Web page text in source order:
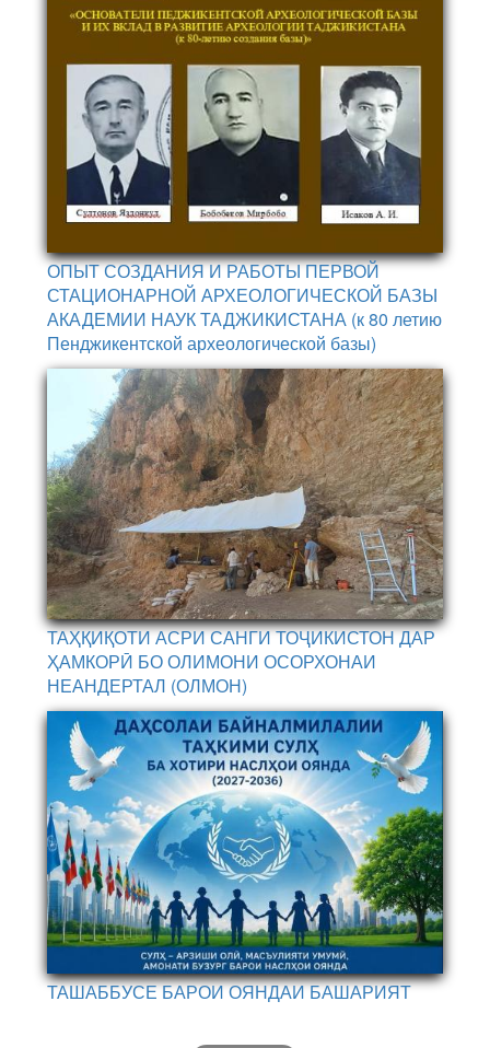
ОПЫТ СОЗДАНИЯ И РАБОТЫ ПЕРВОЙ
СТАЦИОНАРНОЙ АРХЕОЛОГИЧЕСКОЙ БАЗЫ
АКАДЕМИИ НАУК ТАДЖИКИСТАНА (к 80 летию
Пенджикентской археологической базы)
ТАҲҚИҚОТИ АСРИ САНГИ ТОҶИКИСТОН ДАР
ҲАМКОРӢ БО ОЛИМОНИ ОСОРХОНАИ
НЕАНДЕРТАЛ (ОЛМОН)
ТАШАББУСЕ БАРОИ ОЯНДАИ БАШАРИЯТ